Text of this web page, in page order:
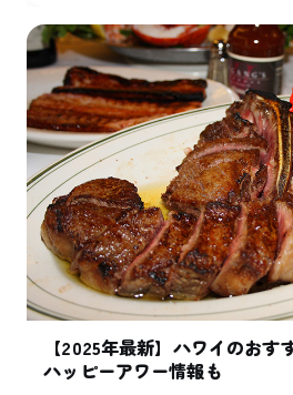
【2025年最新】ハワイのおす
ハッピーアワー情報も